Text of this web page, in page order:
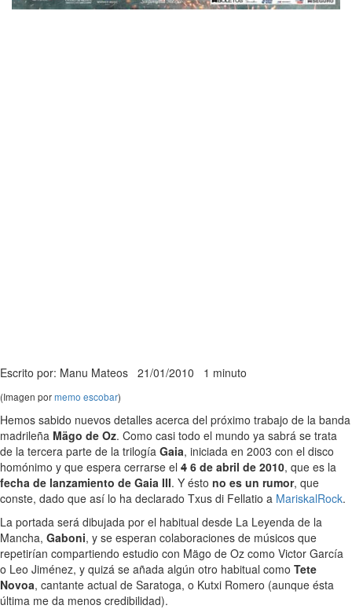
Escrito por: Manu Mateos 21/01/2010 1 minuto
(Imagen pormemo escobar)
Hemos sabido nuevos detalles acerca del próximo trabajo de la banda
madrileña Mägo de Oz. Como casi todo el mundo ya sabrá se trata
de la tercera parte de la trilogía Gaia, iniciada en 2003 con el disco
homónimo y que espera cerrarse el 4 6 de abril de 2010, que es la
fecha de lanzamiento de Gaia III. Y ésto no es un rumor, que
conste, dado que así lo ha declarado Txus di Fellatio a MariskalRock.
La portada será dibujada por el habitual desde La Leyenda de la
Mancha, Gaboni, y se esperan colaboraciones de músicos que
repetirían compartiendo estudio con Mägo de Oz como Victor García
o Leo Jiménez, y quizá se añada algún otro habitual como Tete
Novoa, cantante actual de Saratoga, o Kutxi Romero (aunque ésta
última me da menos credibilidad).